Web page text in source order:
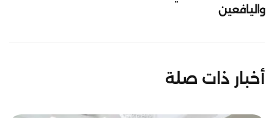
واليافعين
أخبار ذات صلة